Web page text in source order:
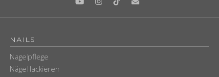
NAILS
Nagelpflege
Nägel lackieren